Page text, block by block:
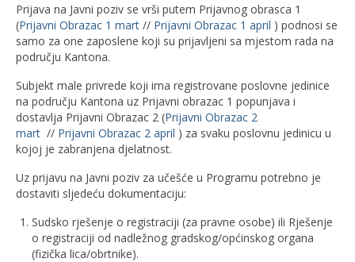
Prijava na Javni poziv se vrši putem Prijavnog obrasca 1
(Prijavni Obrazac 1 mart // Prijavni Obrazac 1 april ) podnosi se
samo za one zaposlene koji su prijavljeni sa mjestom rada na
području Kantona.
Subjekt male privrede koji ima registrovane poslovne jedinice
na području Kantona uz Prijavni obrazac 1 popunjava i
dostavlja Prijavni Obrazac 2 (Prijavni Obrazac 2
mart // Prijavni Obrazac 2 april ) za svaku poslovnu jedinicu u
kojoj je zabranjena djelatnost.
Uz prijavu na Javni poziv za učešće u Programu potrebno je
dostaviti sljedeću dokumentaciju:
Sudsko rješenje o registraciji (za pravne osobe) ili Rješenje
o registraciji od nadležnog gradskog/općinskog organa
(fizička lica/obrtnike).